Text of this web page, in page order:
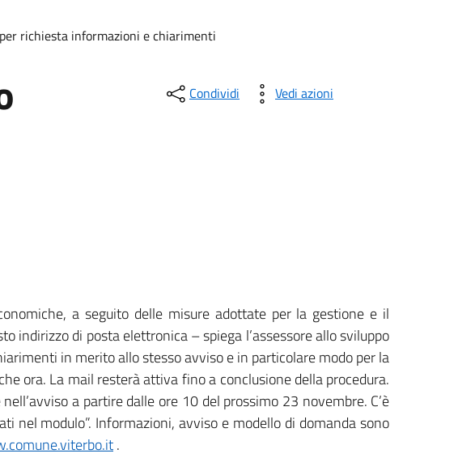
richiesta informazioni e chiarimenti
Condividi Vedi azioni
a seguito delle misure adottate per la gestione e il
indirizzo di posta elettronica – spiega l’assessore allo sviluppo
in merito allo stesso avviso e in particolare modo per la
ora. La mail resterà attiva fino a conclusione della procedura.
a partire dalle ore 10 del prossimo 23 novembre. C’è
nel modulo”. Informazioni, avviso e modello di domanda sono
.